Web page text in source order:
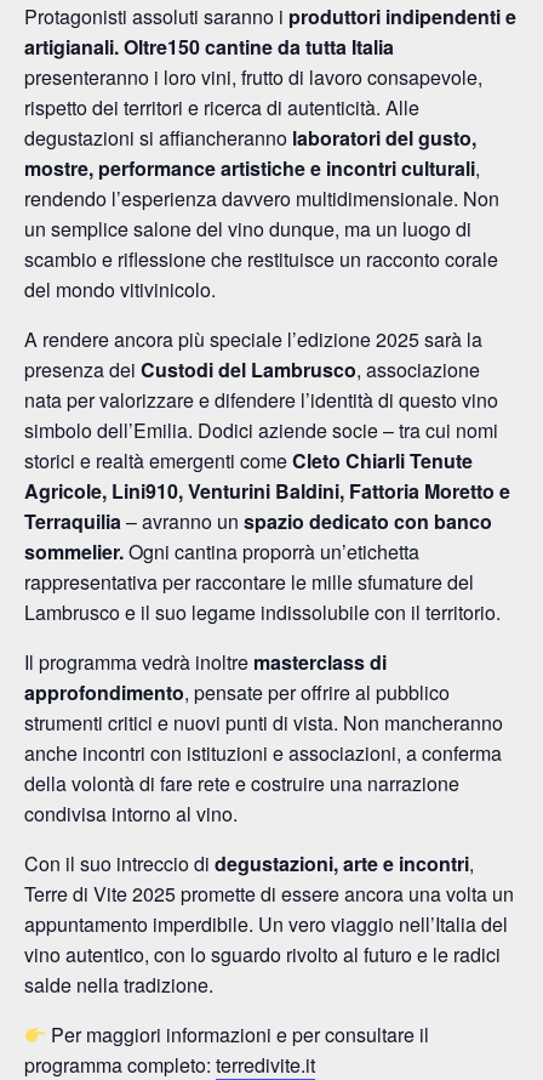
Protagonisti assoluti saranno i produttori indipendenti e
artigianali. Oltre150 cantine da tutta Italia
presenteranno i loro vini, frutto di lavoro consapevole,
rispetto dei territori e ricerca di autenticità. Alle
degustazioni si affiancheranno laboratori del gusto,
mostre, performance artistiche e incontri culturali,
rendendo l’esperienza davvero multidimensionale. Non
un semplice salone del vino dunque, ma un luogo di
scambio e riflessione che restituisce un racconto corale
del mondo vitivinicolo.
A rendere ancora più speciale l’edizione 2025 sarà la
presenza dei Custodi del Lambrusco, associazione
nata per valorizzare e difendere l’identità di questo vino
simbolo dell’Emilia. Dodici aziende socie – tra cui nomi
storici e realtà emergenti comeCleto Chiarli Tenute
Agricole, Lini910, Venturini Baldini, Fattoria Moretto e
Terraquilia– avranno un spazio dedicato con banco
sommelier.Ogni cantina proporrà un’etichetta
rappresentativa per raccontare le mille sfumature del
Lambrusco e il suo legame indissolubile con il territorio.
Il programma vedrà inoltre masterclass di
approfondimento, pensate per offrire al pubblico
strumenti critici e nuovi punti di vista. Non mancheranno
anche incontri con istituzioni e associazioni, a conferma
della volontà di fare rete e costruire una narrazione
condivisa intorno al vino.
Con il suo intreccio di degustazioni, arte e incontri,
Terre di Vite 2025 promette di essere ancora una volta un
appuntamento imperdibile. Un vero viaggio nell’Italia del
vino autentico, con lo sguardo rivolto al futuro e le radici
salde nella tradizione.
Per maggiori informazioni e per consultare il
programma completo: terredivite.it